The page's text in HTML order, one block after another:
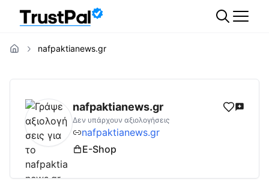
nafpaktianews.gr
nafpaktianews.gr Αξιολογήσεις | Δες
nafpaktianews.gr
Δεν υπάρχουν αξιολογήσεις
nafpaktianews.gr
E-Shop